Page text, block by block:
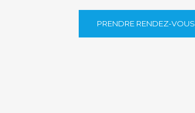
PRENDRE RENDEZ-VOUS